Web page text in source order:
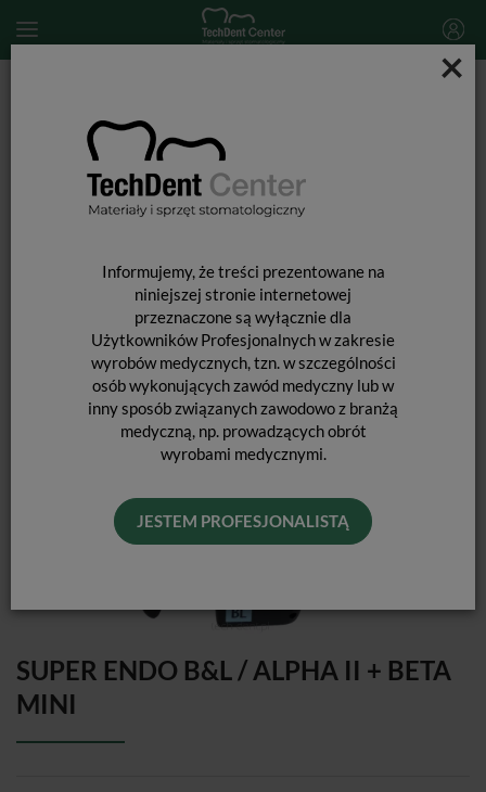
×
Informujemy, że treści prezentowane na
niniejszej stronie internetowej
przeznaczone są wyłącznie dla
Użytkowników Profesjonalnych w zakresie
wyrobów medycznych, tzn. w szczególności
osób wykonujących zawód medyczny lub w
inny sposób związanych zawodowo z branżą
medyczną, np. prowadzących obrót
wyrobami medycznymi.
JESTEM PROFESJONALISTĄ
Super Endo B&L / Alpha II + Beta MINI
SUPER ENDO B&L / ALPHA II + BETA
MINI